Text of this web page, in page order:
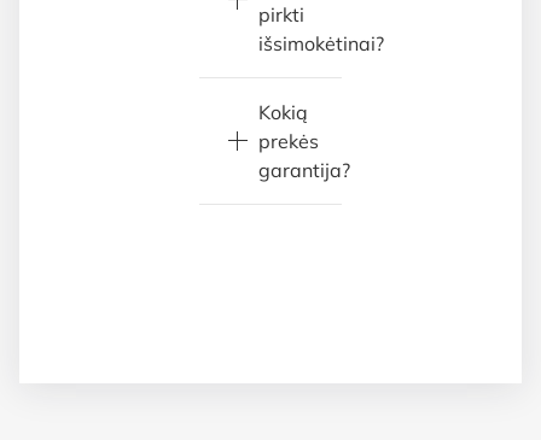
pirkti
išsimokėtinai?
Kokią
prekės
garantija?